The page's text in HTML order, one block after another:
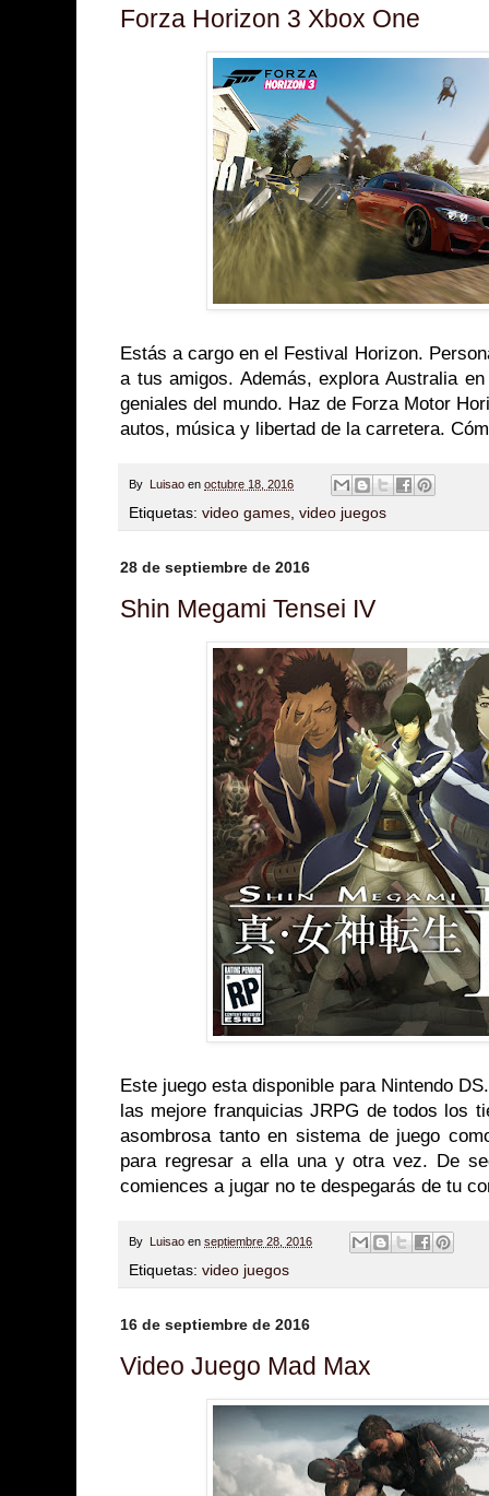
Forza Horizon 3 Xbox One
Estás a cargo en el Festival Horizon.
a tus amigos. Además, explora Australia
geniales del mundo. Haz de Forza Motor
autos, música y libertad de la carretera.
By Luisao en octubre 18, 2016
Etiquetas: video games, video juegos
28 de septiembre de 2016
Shin Megami Tensei IV
Este juego esta disponible para Nintendo
las mejore franquicias JRPG de todos los
asombrosa tanto en sistema de juego
para regresar a ella una y otra vez. De
comiences a jugar no te despegarás de tu
By Luisao en septiembre 28, 2016
Etiquetas: video juegos
16 de septiembre de 2016
Video Juego Mad Max